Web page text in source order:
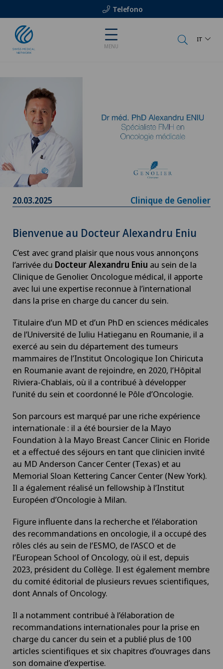
Telefono
MENU
IT
20.03.2025 Clinique de Genolier
Bienvenue au Docteur Alexandru Eniu
C’est avec grand plaisir que nous vous annonçons
l’arrivée du Docteur Alexandru Eniu au sein de la
Clinique de Genolier. Oncologue médical, il apporte
avec lui une expertise reconnue à l’international
dans la prise en charge du cancer du sein.
Titulaire d’un MD et d’un PhD en sciences médicales
de l’Université de Iuliu Hatieganu en Roumanie, il a
exercé au sein du département des tumeurs
mammaires de l’Institut Oncologique Ion Chiricuta
en Roumanie avant de rejoindre, en 2020, l’Hôpital
Riviera-Chablais, où il a contribué à développer
l’unité du sein et coordonné le Pôle d’Oncologie.
Son parcours est marqué par une riche expérience
internationale : il a été boursier de la Mayo
Foundation à la Mayo Breast Cancer Clinic en Floride
et a effectué des séjours en tant que clinicien invité
au MD Anderson Cancer Center (Texas) et au
Memorial Sloan Kettering Cancer Center (New York).
Il a également réalisé un fellowship à l’Institut
Européen d’Oncologie à Milan.
Figure influente dans la recherche et l’élaboration
des recommandations en oncologie, il a occupé des
rôles clés au sein de l’ESMO, de l’ASCO et de
l’European School of Oncology, où il est, depuis
2023, président du Collège. Il est également membre
du comité éditorial de plusieurs revues scientifiques,
dont Annals of Oncology.
Il a notamment contribué à l’élaboration de
recommandations internationales pour la prise en
charge du cancer du sein et a publié plus de 100
articles scientifiques et six chapitres d’ouvrages dans
son domaine d’expertise.